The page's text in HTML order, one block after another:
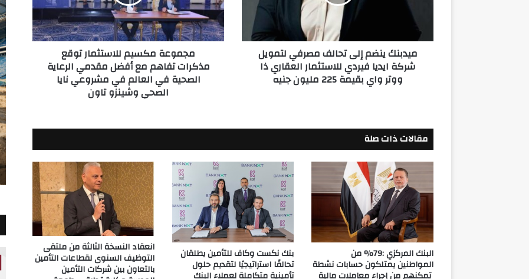
فيردي
للاستثمار
العقاري
مليون
جنيه
ميدبنك ينضم إلى تحالف مصرفي لتمويل
شركة ايديا فيردي للاستثمار العقاري ذا
ووتر واي بقيمة 225 مليون جنيه
تفاهم
مع
أفضل
مقدمي
الصحية
وشينزو
تاون
مجموعة مكسيم للاستثمار توقع
مذكرات تفاهم مع أفضل مقدمي الرعاية
الصحية في العالم في مشروعي نايا
الصحي وشينزو تاون
مقالات ذات صلة
البنك المركزي :79% من
المواطنين يمتلكون حسابات نشطة
بنك نكست وكاف للتأمين يطلقان
تحالفًا استراتيجيًا لتقديم حلول
انعقاد النسخة الثالثة من ملتقى
التوظيف السنوى لقطاعات التأمين
بالتعاون بين شركات التأمين